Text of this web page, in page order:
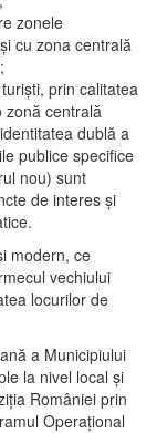
zonele
cu zona centrală
prin calitatea
zonă centrală
dublă a
publice specifice
nou) sunt
de interes şi
modern, ce
vechiului
locurilor de
a Municipiului
la nivel local şi
României prin
Operațional